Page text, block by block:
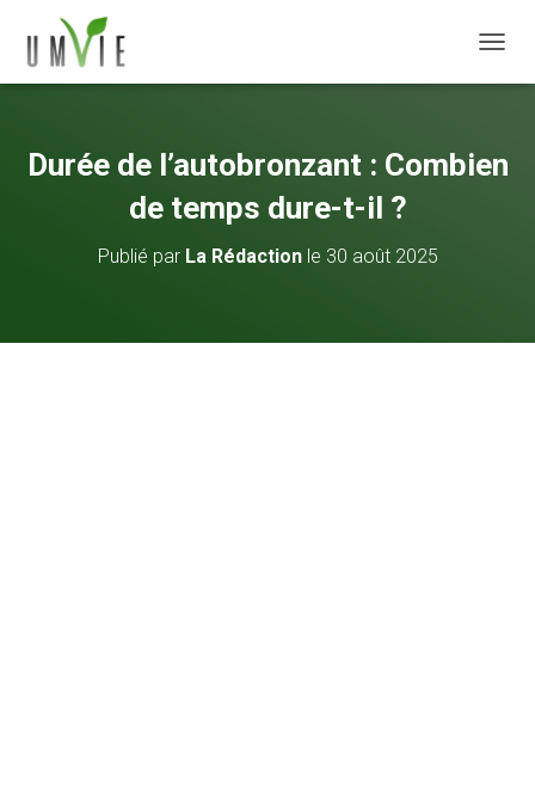
Durée de l’autobronzant : Combien
de temps dure-t-il ?
Publié par La Rédactionle 30 août 2025